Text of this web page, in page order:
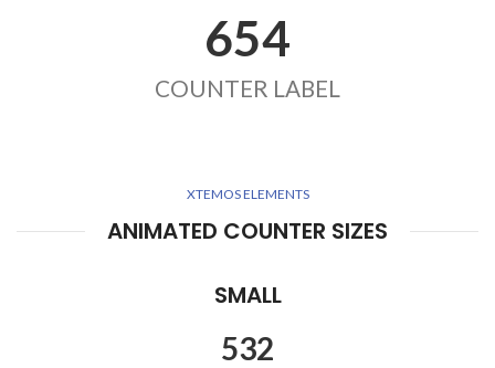
654
COUNTER LABEL
XTEMOS ELEMENTS
ANIMATED COUNTER SIZES
SMALL
532